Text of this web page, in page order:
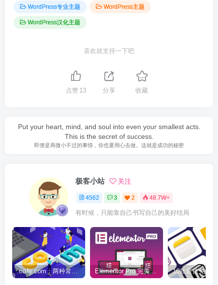
WordPress专业主题 WordPress主题
WordPress汉化主题
喜欢就支持一下吧
点赞 13 分享 收藏
Put your heart, mind, and soul into even your smallest acts.
This is the secret of success.
即便是再微小不过的事情，你也要用心去做。这就是成功的秘密
极客小站 关注
4562 3 2 48.7W+
有时候，只能靠自己书写自己的美好结局
.co与.com：两种常用域名后缀名完全指南 Elementor Pro 完美汉化中文版（含全套模板）|可视化编辑页面自定义设计WordPress插件